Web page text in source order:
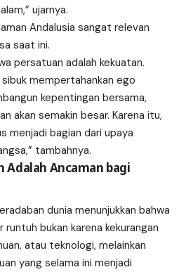
ujarnya.
Andalusia sangat relevan
saat ini.
persatuan adalah kekuatan.
mempertahankan ego
kepentingan bersama,
akan semakin besar. Karena itu,
menjadi bagian dari upaya
tambahnya.
Adalah Ancaman bagi
dunia menunjukkan bahwa
bukan karena kekurangan
atau teknologi, melainkan
yang selama ini menjadi